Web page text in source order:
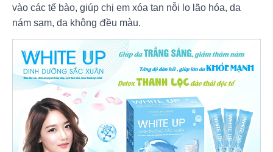
vào các tế bào, giúp chị em xóa tan nỗi lo lão hóa, da
nám sạm, da không đều màu.